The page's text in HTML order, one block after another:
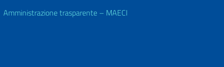
Amministrazione trasparente – MAECI